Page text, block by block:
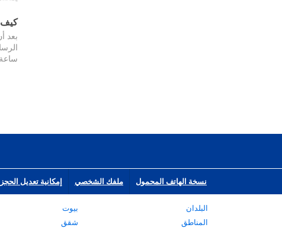
كيف
بعد
نسخة الهاتف المحمول ملفك الشخصي إمكانية تعديل
البلدان
المناطق
بيوت
شقق